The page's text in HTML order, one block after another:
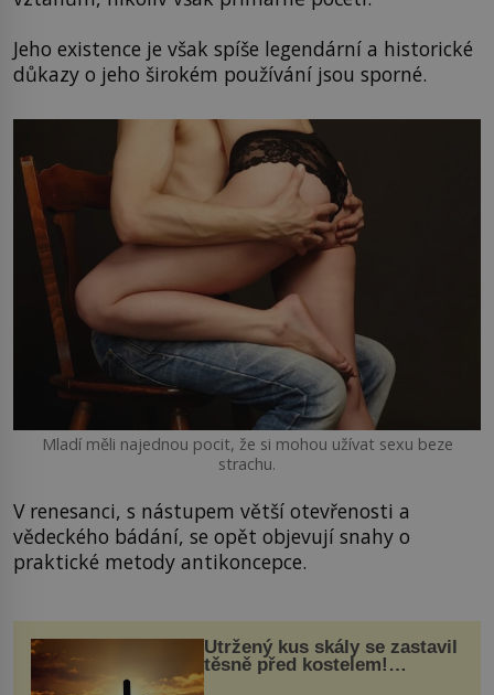
Jeho existence je však spíše legendární a historické
důkazy o jeho širokém používání jsou sporné.
Mladí měli najednou pocit, že si mohou užívat sexu beze
strachu.
V renesanci, s nástupem větší otevřenosti a
vědeckého bádání, se opět objevují snahy o
praktické metody antikoncepce.
Utržený kus skály se zastavil
těsně před kostelem!
Ochránila ho boží síla?